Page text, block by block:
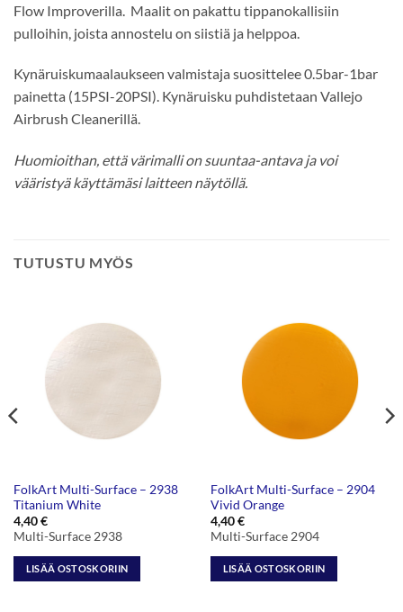
Flow Improverilla. Maalit on pakattu tippanokallisiin
pulloihin, joista annostelu on siistiä ja helppoa.
Kynäruiskumaalaukseen valmistaja suosittelee 0.5bar-1bar
painetta (15PSI-20PSI). Kynäruisku puhdistetaan Vallejo
Airbrush Cleanerillä.
Huomioithan, että värimalli on suuntaa-antava ja voi
vääristyä käyttämäsi laitteen näytöllä.
TUTUSTU MYÖS
FolkArt Multi-Surface – 2938
Titanium White
4,40€
Multi-Surface 2938
LISÄÄ OSTOSKORIIN
FolkArt Multi-Surface – 2904
Vivid Orange
4,40€
Multi-Surface 2904
LISÄÄ OSTOSKORIIN